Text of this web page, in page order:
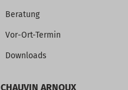
Beratung
Vor-Ort-Termin
Downloads
CHAUVIN ARNOUX